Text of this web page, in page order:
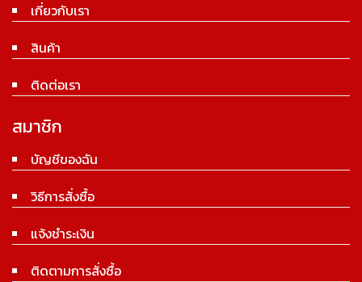
เกี่ยวกับเรา
สินค้า
ติดต่อเรา
สมาชิก
บัญชีของฉัน
วิธีการสั่งซื้อ
แจ้งชำระเงิน
ติดตามการสั่งซื้อ